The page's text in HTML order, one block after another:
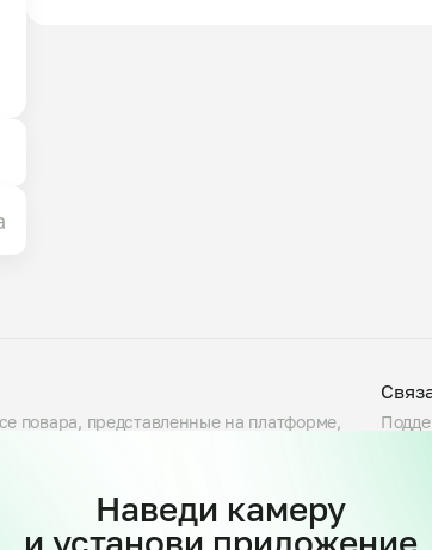
повара, представленные на платформе,
условия приготовления на кухне и
готовятся большими порциями — от
предпочтения. Доступны самовывоз и
Наведи камеру
и установи приложение